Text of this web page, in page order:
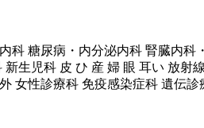
科 糖尿病・内分泌内科 腎臓内
生児科 皮 ひ 産 婦 眼 耳い 放
女性診療科 免疫感染症科 遺伝診